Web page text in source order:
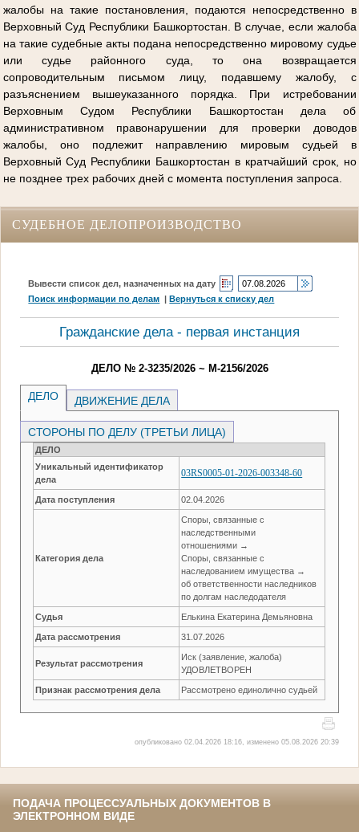
жалобы на такие постановления, подаются непосредственно в
Верховный Суд Республики Башкортостан. В случае, если жалоба
на такие судебные акты подана непосредственно мировому судье
или судье районного суда, то она возвращается
сопроводительным письмом лицу, подавшему жалобу, с
разъяснением вышеуказанного порядка. При истребовании
Верховным Судом Республики Башкортостан дела об
административном правонарушении для проверки доводов
жалобы, оно подлежит направлению мировым судьей в
Верховный Суд Республики Башкортостан в кратчайший срок, но
не позднее трех рабочих дней с момента поступления запроса.
СУДЕБНОЕ ДЕЛОПРОИЗВОДСТВО
Вывести список дел, назначенных на дату
Поиск информации по делам |Вернуться к списку дел
Гражданские дела - первая инстанция
ДЕЛО № 2-3235/2026 ~ М-2156/2026
ДЕЛО ДВИЖЕНИЕ ДЕЛА
СТОРОНЫ ПО ДЕЛУ (ТРЕТЬИ ЛИЦА)
ДЕЛО
Уникальный идентификатор
дела
03RS0005-01-2026-003348-60
Дата поступления 02.04.2026
Категория дела
Споры, связанные с
наследственными
отношениями →
Споры, связанные с
наследованием имущества →
об ответственности наследников
по долгам наследодателя
Судья Елькина Екатерина Демьяновна
Дата рассмотрения 31.07.2026
Результат рассмотрения
Иск (заявление, жалоба)
УДОВЛЕТВОРЕН
Признак рассмотрения дела Рассмотрено единолично судьей
опубликовано 02.04.2026 18:16, изменено 05.08.2026 20:39
ПОДАЧА ПРОЦЕССУАЛЬНЫХ ДОКУМЕНТОВ В
ЭЛЕКТРОННОМ ВИДЕ